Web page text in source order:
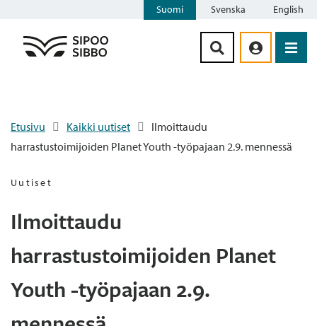
Suomi Svenska English
Etusivu Kaikki uutiset
Ilmoittaudu
harrastustoimijoiden Planet Youth -työpajaan 2.9. mennessä
Uutiset
Ilmoittaudu
harrastustoimijoiden Planet
Youth -työpajaan 2.9.